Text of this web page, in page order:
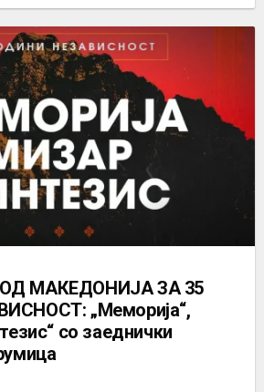
МАКЕДОНИЈА ЗА 35
„Меморија“,
со заеднички